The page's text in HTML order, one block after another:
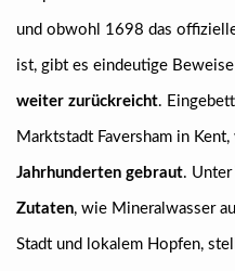
und obwohl 1698 das
ist, gibt es eindeutige
weiter zurückreicht.
Marktstadt Faversham in
Jahrhunderten gebraut. Unter
Zutaten, wie Mineralwasser
Stadt und lokalem Hopfen,